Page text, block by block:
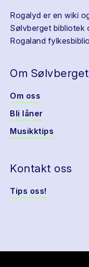
Rogalyd er en wiki
Sølvberget bibliotek
Rogaland
Om Sølvberget
Om oss
Bli låner
Musikktips
Kontakt oss
Tips oss!